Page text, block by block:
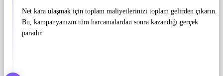
Net kara ulaşmak için toplam maliyetlerinizi toplam gelirden çıkarın.
Bu, kampanyanızın tüm harcamalardan sonra kazandığı gerçek
paradır.